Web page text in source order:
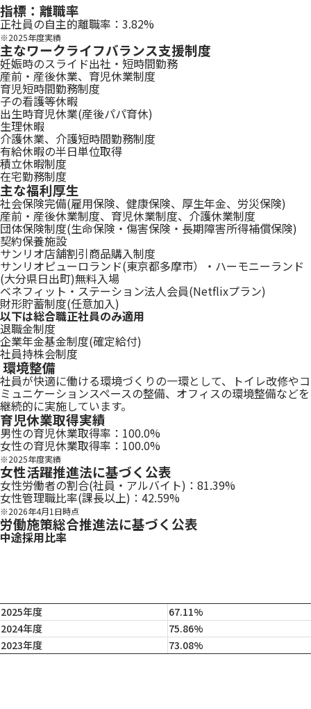
指標：離職率
正社員の自主的離職率：3.82%
※2025年度実績
主なワークライフバランス支援制度
妊娠時のスライド出社・短時間勤務
産前・産後休業、育児休業制度
育児短時間勤務制度
子の看護等休暇
出生時育児休業(産後パパ育休)
生理休暇
介護休業、介護短時間勤務制度
有給休暇の半日単位取得
積立休暇制度
在宅勤務制度
主な福利厚生
社会保険完備(雇用保険、健康保険、厚生年金、労災保険)
産前・産後休業制度、育児休業制度、介護休業制度
団体保険制度(生命保険・傷害保険・長期障害所得補償保険)
契約保養施設
サンリオ店舗割引商品購入制度
サンリオピューロランド(東京都多摩市）・ハーモニーランド
(大分県日出町)無料入場
ベネフィット・ステーション法人会員(Netflixプラン)
財形貯蓄制度(任意加入)
以下は総合職正社員のみ適用
退職金制度
企業年金基金制度(確定給付)
社員持株会制度
環境整備
社員が快適に働ける環境づくりの一環として、トイレ改修やコ
ミュニケーションスペースの整備、オフィスの環境整備などを
継続的に実施しています。
育児休業取得実績
男性の育児休業取得率：100.0%
女性の育児休業取得率：100.0%
※2025年度実績
女性活躍推進法に基づく公表
女性労働者の割合(社員・アルバイト)：81.39%
女性管理職比率(課長以上)：42.59%
※2026年4月1日時点
労働施策総合推進法に基づく公表
中途採用比率
2025年度
67.11%
2024年度
75.86%
2023年度
73.08%